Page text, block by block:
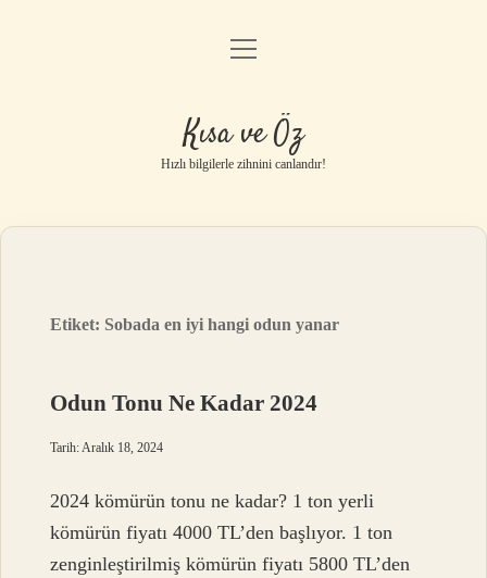
Anasayfa
Gizlilik Politikası
Yasal Uyarı
menüyü
Kısa ve Öz
Hızlı bilgilerle zihnini canlandır!
Etiket: Sobada en iyi hangi odun yanar
Odun Tonu Ne Kadar 2024
Tarih: Aralık 18, 2024
2024 kömürün tonu ne kadar? 1 ton yerli
kömürün fiyatı 4000 TL’den başlıyor. 1 ton
zenginleştirilmiş kömürün fiyatı 5800 TL’den